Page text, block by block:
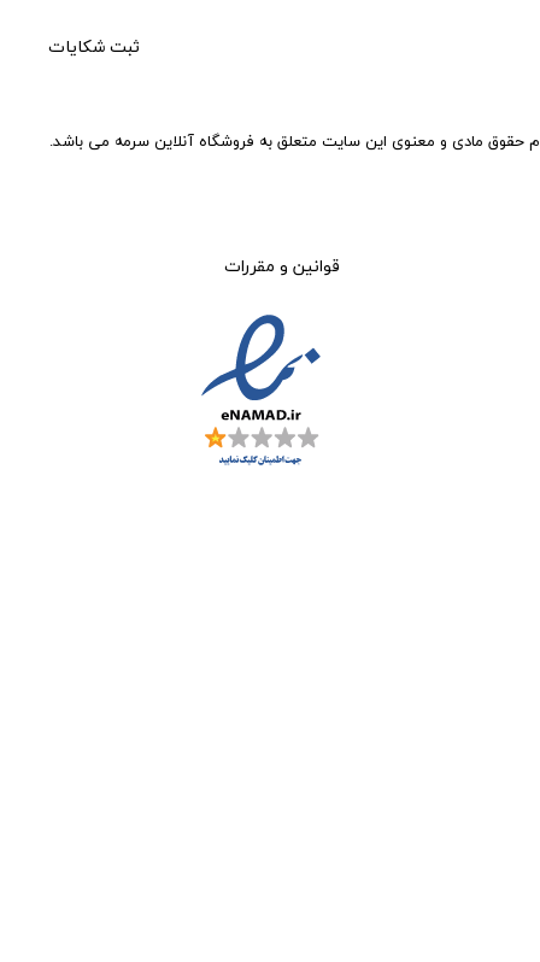
حقوق مادی و معنوی این سایت متعلق به فروشگاه آنلاین سرمه می باشد.
ثبت شکایات
قوانین و مقررات